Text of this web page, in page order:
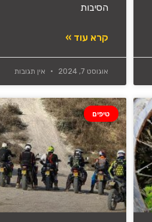
הסיבות
קרא עוד »
אוגוסט 7, 2024 אין תגובות
טיפים